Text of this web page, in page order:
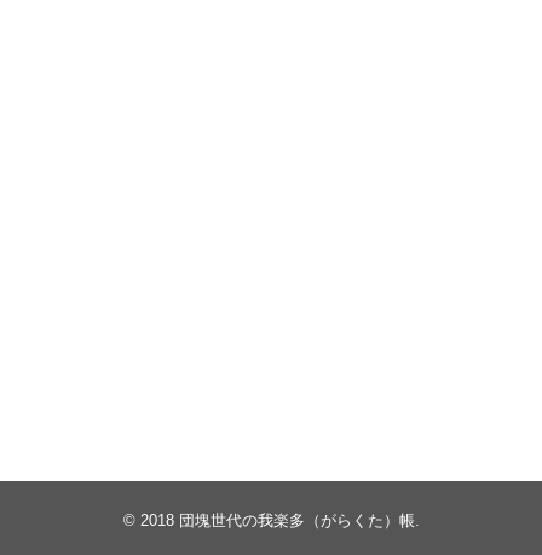
© 2018 団塊世代の我楽多（がらくた）帳.